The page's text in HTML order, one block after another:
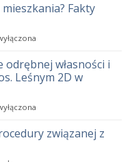
Fakty
własności i
Leśnym 2D w
związanej z